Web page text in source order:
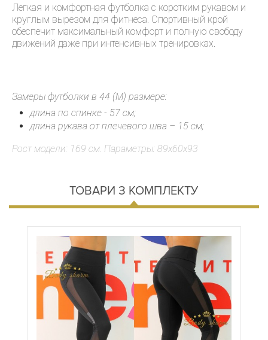
Легкая и комфортная футболка с коротким рукавом и
круглым вырезом для фитнеса. Спортивный крой
обеспечит максимальный комфорт и полную свободу
движений даже при интенсивных тренировках.
Замеры футболки в 44 (М) размере:
длина по спинке - 57 см;
длина рукава от плечевого шва – 15 см;
Рост модели: 169 см. Параметры: 89х60х93
ТОВАРИ З КОМПЛЕКТУ